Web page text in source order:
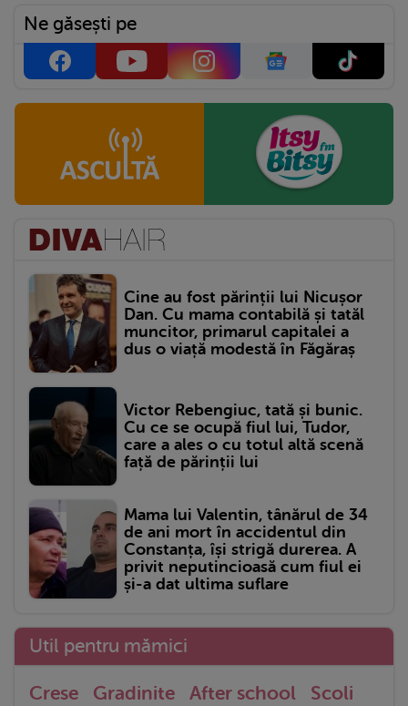
Ne găsești pe
Cine au fost părinții lui Nicușor
Dan. Cu mama contabilă și tatăl
muncitor, primarul capitalei a
dus o viață modestă în Făgăraș
Victor Rebengiuc, tată și bunic.
Cu ce se ocupă fiul lui, Tudor,
care a ales o cu totul altă scenă
față de părinții lui
Mama lui Valentin, tânărul de 34
de ani mort în accidentul din
Constanța, își strigă durerea. A
privit neputincioasă cum fiul ei
și-a dat ultima suflare
Util pentru mămici
Crese Gradinite After school
Scoli